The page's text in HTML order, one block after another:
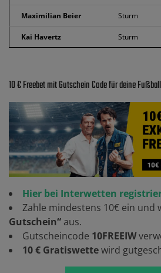
Maximilian Beier Sturm
Kai Havertz Sturm
10 € Freebet mit Gutschein Code für deine
Hier bei Interwetten
Zahle mindestens 10€ ein und
Gutschein“ aus.
Gutscheincode 10FREEIW
10 € Gratiswettewird